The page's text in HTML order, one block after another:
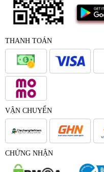
THANH TOÁN
VẬN CHUYỂN
CHỨNG NHẬN